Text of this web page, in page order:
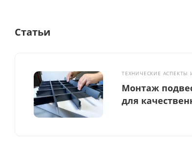
Статьи
ТЕХНИЧЕСКИЕ АСПЕКТЫ
Монтаж
для